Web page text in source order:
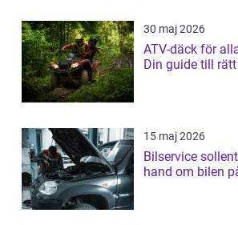
30 maj 2026
ATV-däck för
Din guide till rätt
15 maj 2026
Bilservice sollentuna så
hand om bilen